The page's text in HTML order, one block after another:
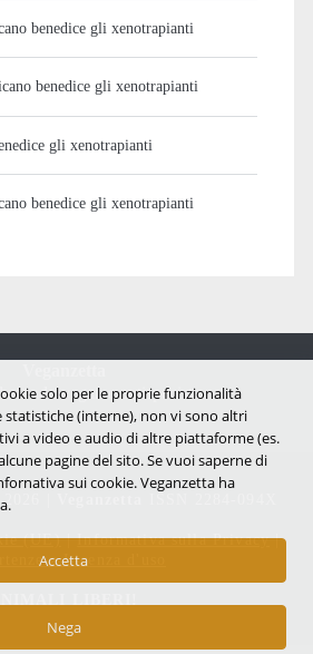
benedice gli xenotrapianti
benedice gli xenotrapianti
gli xenotrapianti
benedice gli xenotrapianti
mondo vegan e antispecista
|
(UE)|Informativa sulla Privacy|
e Licenza d'uso
solo per le proprie funzionalità
statistiche (interne), non vi sono altri
a video e audio di altre piattaforme (es.
pagine del sito. Se vuoi saperne di
sui cookie. Veganzetta ha
Accetta
Nega